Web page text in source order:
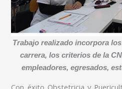
Trabajo realizado incorpora
carrera, los criterios de la
empleadores, egresados,
Con éxito Obstetricia y